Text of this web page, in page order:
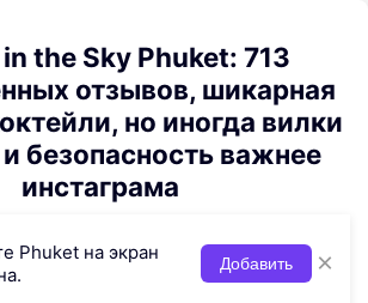
the Sky Phuket: 713
отзывов, шикарная
но иногда вилки
безопасность важнее
инстаграма
Phuket на экран
Добавить ×